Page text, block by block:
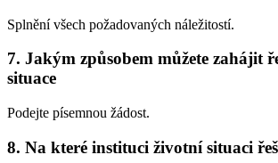
Splnění všech požadovaných náležitostí.
7. Jakým způsobem můžete zahájit
situace
Podejte písemnou žádost.
8. Na které instituci životní situaci